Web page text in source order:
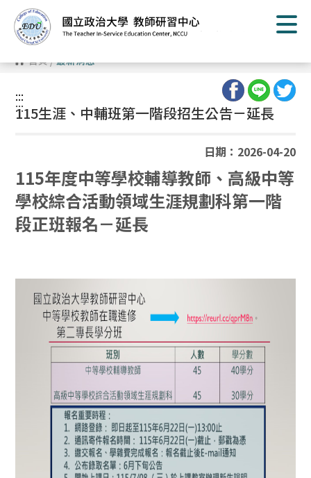
到
主
要
容 首頁/最新消息
:::
:::
115生涯、中輔班第一階段招生公告－延長
日期：2026-04-20
115年度中等學校輔導教師、高級中等
學校綜合活動領域生涯規劃科第一階
段正班報名－延長